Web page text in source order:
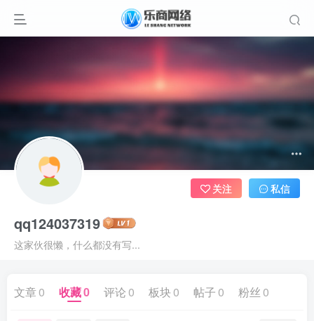
qq124037319
这家伙很懒，什么都没有写...
关注 私信
文章0 收藏0 评论 0 板块 0 帖子 0 粉丝 0